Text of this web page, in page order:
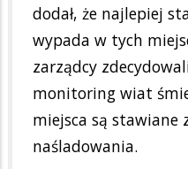
dodał, że najlepiej
wypada w tych
zarządcy
monitoring wiat
miejsca są stawiane
naśladowania.